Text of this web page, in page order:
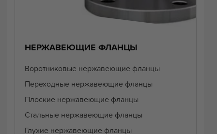
НЕРЖАВЕЮЩИЕ ФЛАНЦЫ
Воротниковые нержавеющие фланцы
Переходные нержавеющие фланцы
Плоские нержавеющие фланцы
Стальные нержавеющие фланцы
Глухие нержавеющие фланцы